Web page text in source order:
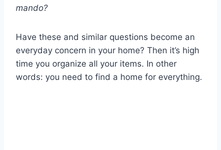
mando?
Have these and similar questions become an
everyday concern in your home? Then it’s high
time you organize all your items. In other
words: you need to find a home for everything.